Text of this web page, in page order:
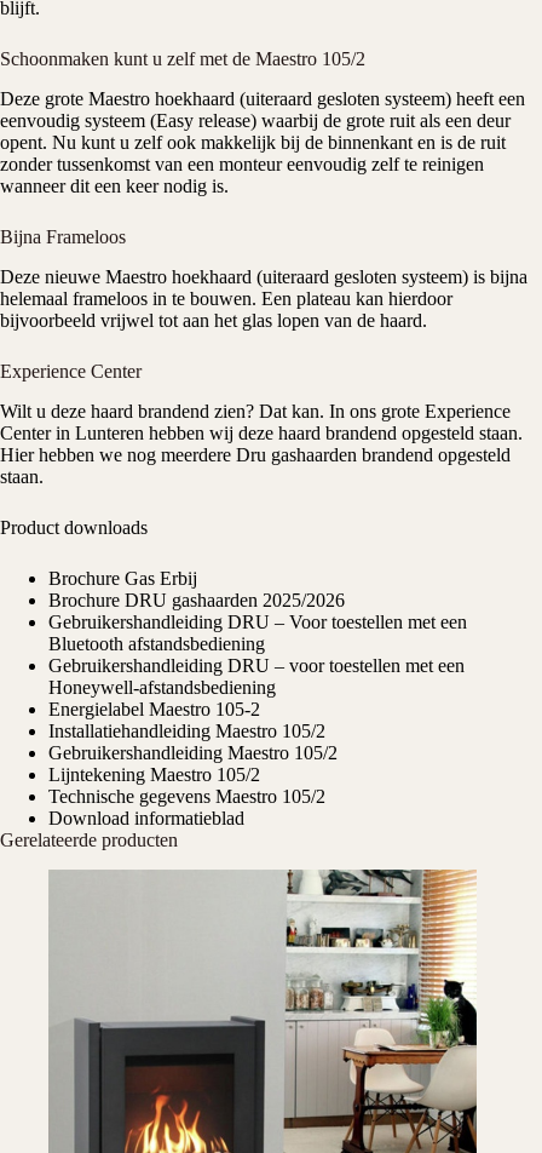
blijft.
Schoonmaken kunt u zelf met de Maestro 105/2
Deze grote Maestro hoekhaard (uiteraard gesloten systeem) heeft een
eenvoudig systeem (Easy release) waarbij de grote ruit als een deur
opent. Nu kunt u zelf ook makkelijk bij de binnenkant en is de ruit
zonder tussenkomst van een monteur eenvoudig zelf te reinigen
wanneer dit een keer nodig is.
Bijna Frameloos
Deze nieuwe Maestro hoekhaard (uiteraard gesloten systeem) is bijna
helemaal frameloos in te bouwen. Een plateau kan hierdoor
bijvoorbeeld vrijwel tot aan het glas lopen van de haard.
Experience Center
Wilt u deze haard brandend zien? Dat kan. In ons grote Experience
Centerin Lunteren hebben wij deze haard brandend opgesteld staan.
Hier hebben we nog meerdere Dru gashaarden brandend opgesteld
staan.
Product downloads
Brochure Gas Erbij
Brochure DRU gashaarden 2025/2026
Gebruikershandleiding DRU – Voor toestellen met een
Bluetooth afstandsbediening
Gebruikershandleiding DRU – voor toestellen met een
Honeywell-afstandsbediening
Energielabel Maestro 105-2
Installatiehandleiding Maestro 105/2
Gebruikershandleiding Maestro 105/2
Lijntekening Maestro 105/2
Technische gegevens Maestro 105/2
Download informatieblad
Gerelateerde producten